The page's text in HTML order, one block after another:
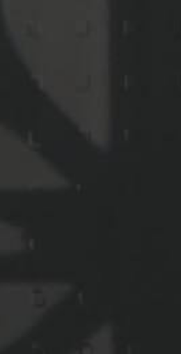
trouver la bonne stratégie de